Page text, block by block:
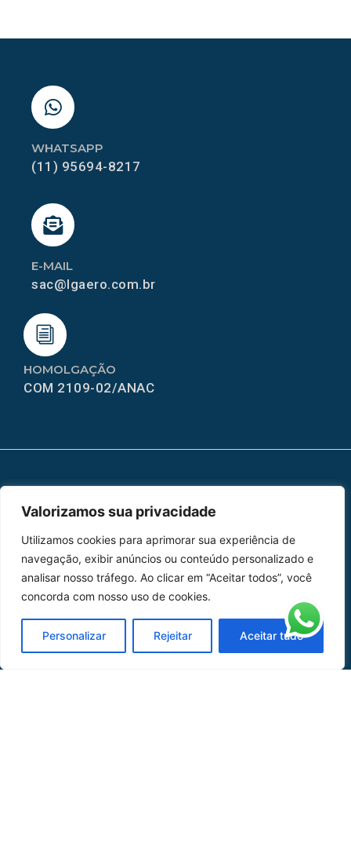
Valorizamos sua privacidade
Utilizamos cookies para aprimorar sua experiência de
navegação, exibir anúncios ou conteúdo personalizado e
analisar nosso tráfego. Ao clicar em “Aceitar todos”, você
concorda com nosso uso de cookies.
Personalizar Rejeitar Aceitar tudo
HOMOLGAÇÃO
COM 2109-02/ANAC
E-MAIL
sac@lgaero.com.br
WHATSAPP
(11) 95694-8217
Peças
Catálogo de Aplicações
Oficina de Mangueiras